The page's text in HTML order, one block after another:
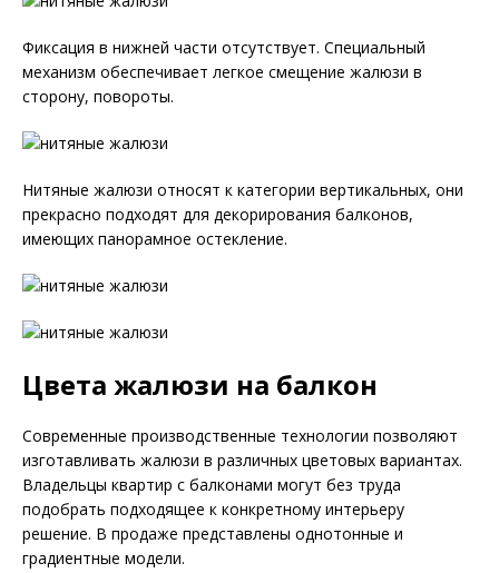
Фиксация в нижней части отсутствует. Специальный
механизм обеспечивает легкое смещение жалюзи в
сторону, повороты.
Нитяные жалюзи относят к категории вертикальных, они
прекрасно подходят для декорирования балконов,
имеющих панорамное остекление.
Цвета жалюзи на балкон
Современные производственные технологии позволяют
изготавливать жалюзи в различных цветовых вариантах.
Владельцы квартир с балконами могут без труда
подобрать подходящее к конкретному интерьеру
решение. В продаже представлены однотонные и
градиентные модели.